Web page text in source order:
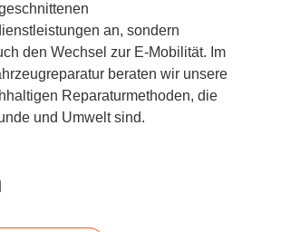
an, sondern
den Wechsel zur E-Mobilität. Im
beraten wir unsere
Reparaturmethoden, die
und Umwelt sind.